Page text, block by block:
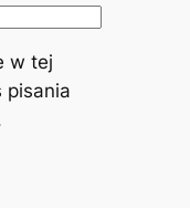
w tej
pisania